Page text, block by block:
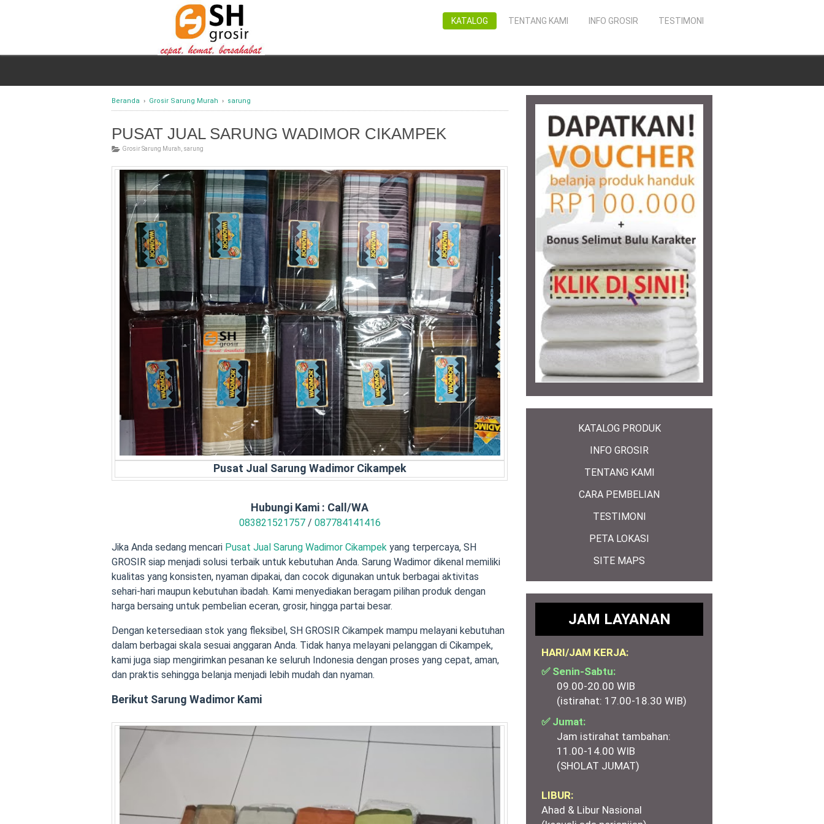
TESTIMONI
INFO GROSIR
TENTANG KAMI
KATALOG
Beranda › Grosir Sarung Murah › sarung
PUSAT JUAL SARUNG WADIMOR CIKAMPEK
Grosir Sarung Murah sarung
Pusat Jual Sarung Wadimor Cikampek
Hubungi Kami : Call/WA
083821521757/ 087784141416
Jika Anda sedang mencari Pusat Jual Sarung Wadimor Cikampek yang terpercaya, SH
GROSIR siap menjadi solusi terbaik untuk kebutuhan Anda. Sarung Wadimor dikenal memiliki
kualitas yang konsisten, nyaman dipakai, dan cocok digunakan untuk berbagai aktivitas
sehari-hari maupun kebutuhan ibadah. Kami menyediakan beragam pilihan produk dengan
harga bersaing untuk pembelian eceran, grosir, hingga partai besar.
Dengan ketersediaan stok yang fleksibel, SH GROSIR Cikampek mampu melayani kebutuhan
dalam berbagai skala sesuai anggaran Anda. Tidak hanya melayani pelanggan di Cikampek,
kami juga siap mengirimkan pesanan ke seluruh Indonesia dengan proses yang cepat, aman,
dan praktis sehingga belanja menjadi lebih mudah dan nyaman.
Berikut Sarung Wadimor Kami
KATALOG PRODUK
INFO GROSIR
TENTANG KAMI
CARA PEMBELIAN
TESTIMONI
PETA LOKASI
SITE MAPS
JAM LAYANAN
HARI/JAM KERJA:
✅ Senin-Sabtu:
09.00-20.00 WIB
(istirahat: 17.00-18.30 WIB)
✅ Jumat:
Jam istirahat tambahan:
11.00-14.00 WIB
(SHOLAT JUMAT)
LIBUR:
Ahad & Libur Nasional